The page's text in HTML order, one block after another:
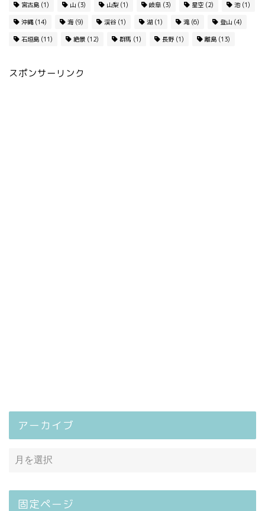
宮古島 (1) 山 (3) 山梨 (1) 岐阜 (3) 星空 (2) 池 (1)
沖縄(14) 海 (9) 渓谷 (1) 湖 (1) 滝 (6) 登山 (4)
石垣島 (11) 絶景 (12) 群馬 (1) 長野 (1) 離島 (13)
スポンサーリンク
アーカイブ
固定ページ